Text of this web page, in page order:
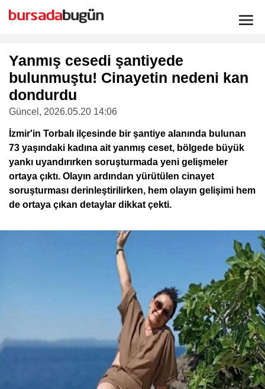
Yanmış cesedi şantiyede
bulunmuştu! Cinayetin nedeni kan
dondurdu
Güncel , 2026.05.20 14:06
İzmir'in Torbalı ilçesinde bir şantiye alanında bulunan
73 yaşındaki kadına ait yanmış ceset, bölgede büyük
yankı uyandırırken soruşturmada yeni gelişmeler
ortaya çıktı. Olayın ardından yürütülen cinayet
soruşturması derinleştirilirken, hem olayın gelişimi hem
de ortaya çıkan detaylar dikkat çekti.